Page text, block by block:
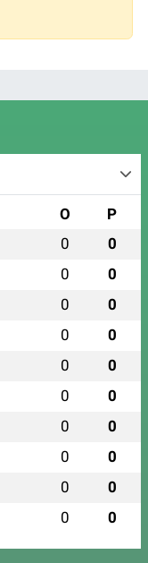
O P
0 0
0 0
0 0
0 0
0 0
0 0
0 0
0 0
0 0
0 0